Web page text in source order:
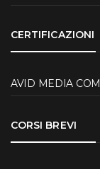
CERTIFICAZIONI
AVID MEDIA
CORSI BREVI